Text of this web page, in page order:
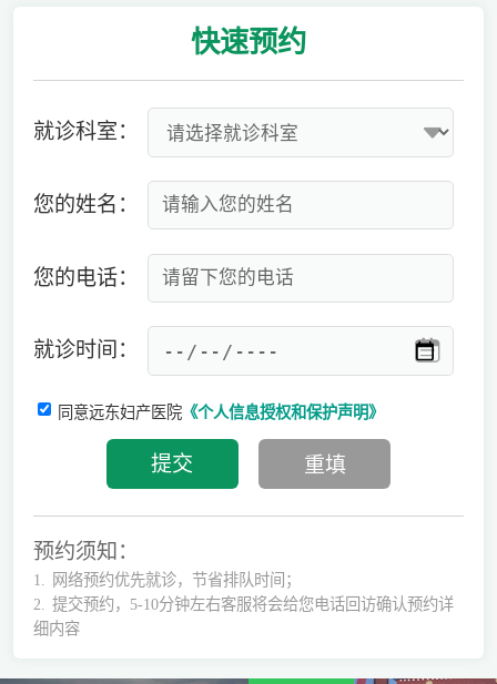
快速预约
就诊科室：
您的姓名：
您的电话：
就诊时间：
同意远东妇产医院《个人信息授权和保护声明》
预约须知：
1.
网络预约优先就诊，节省排队时间；
2.
提交预约，5-10分钟左右客服将会给您电话回访确认预约详
细内容